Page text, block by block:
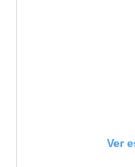
Ver